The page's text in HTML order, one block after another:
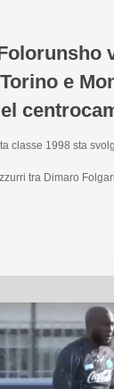
e
classe 1998 sta
tra Dimaro